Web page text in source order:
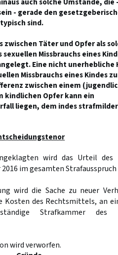
- gerade den
sind.
zwischen Täter und Opfer als
Missbrauchs eines
Eine nicht unerhebliche
Missbrauchs eines Kindes
zwischen einem
kindlichen Opfer kann ein
liegen, dem indes
wird das Urteil des
im gesamten
wird die Sache zu neuer
Kosten des Rechtsmittels, an
Strafkammer des
wird verworfen.